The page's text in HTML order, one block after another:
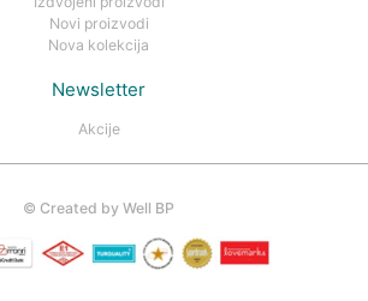
Novi proizvodi
Nova kolekcija
Newsletter
Akcije
© Created by Well BP